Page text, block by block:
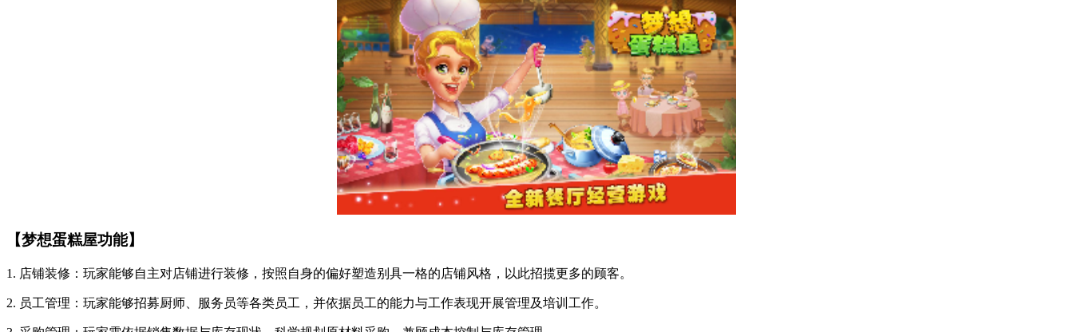
【梦想蛋糕屋功能】
1. 店铺装修：玩家能够自主对店铺进行装修，按照自身的偏好塑造别具一格的店铺风格，以此招揽更多的顾客。
2. 员工管理：玩家能够招募厨师、服务员等各类员工，并依据员工的能力与工作表现开展管理及培训工作。